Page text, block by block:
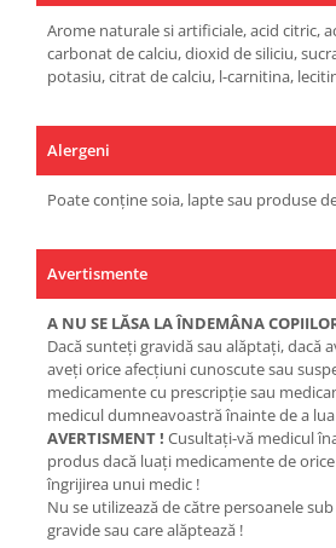
Arome naturale si artificiale, acid citric,
carbonat de calciu, dioxid de siliciu,
potasiu, citrat de calciu, l-carnitina,
Alergeni
Poate conține soia, lapte sau produse
Avertismente
A NU SE LĂSA LA ÎNDEMÂNA
Dacă sunteţi gravidă sau alăptaţi, dacă
aveţi orice afecţiuni cunoscute sau
medicamente cu prescripţie sau
medicul dumneavoastră înainte de a
AVERTISMENT ! Cusultaţi-vă medicul
produs dacă luaţi medicamente de
îngrijirea unui medic !
Nu se utilizează de către persoanele
gravide sau care alăptează !